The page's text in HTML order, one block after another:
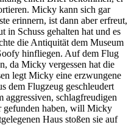
Micky kann sich gar
erinnern, ist dann aber erfreut,
in Schuss gehalten hat und es
die Antiquität dem Museum
hinfliegen. Auf dem Flug
da Micky vergessen hat die
legt Micky eine erzwungene
dem Flugzeug geschleudert
aggressiven, schlagfreudigen
gefunden haben, will Micky
Haus stoßen sie auf